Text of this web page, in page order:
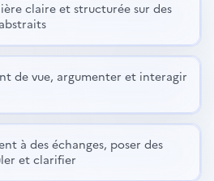
claire et structurée sur des
de vue, argumenter et interagir
à des échanges, poser des
et clarifier